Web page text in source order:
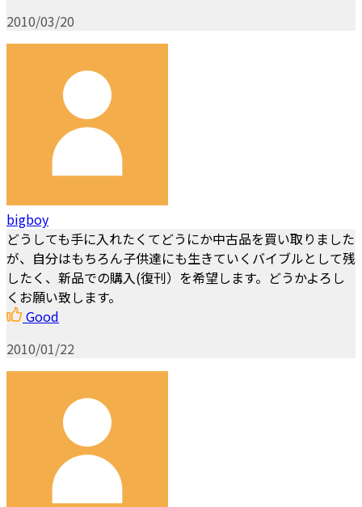
2010/03/20
bigboy
どうしても手に入れたくてどうにか中古品を買い取りました
が、自分はもちろん子供達にも生きていくバイブルとして残
したく、新品での購入(復刊）を希望します。どうかよろし
くお願い致します。
Good
2010/01/22